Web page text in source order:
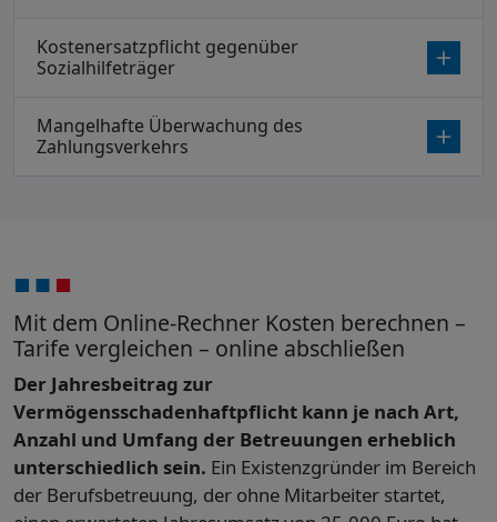
Kostenersatzpflicht gegenüber
Sozialhilfeträger
Mangelhafte Überwachung des
Zahlungsverkehrs
Mit dem Online-Rechner Kosten berechnen –
Tarife vergleichen – online abschließen
Der Jahresbeitrag zur
Vermögensschadenhaftpflicht kann je nach Art,
Anzahl und Umfang der Betreuungen erheblich
unterschiedlich sein. Ein Existenzgründer im Bereich
der Berufsbetreuung, der ohne Mitarbeiter startet,